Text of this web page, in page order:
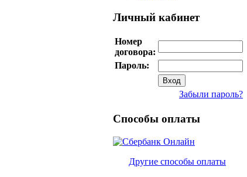
Личный кабинет
Номер
договора:
Пароль:
Забыли пароль?
Способы оплаты
Другие способы оплаты